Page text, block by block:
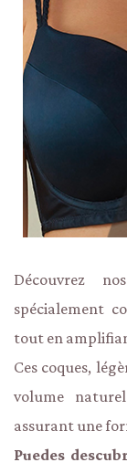
Découvrez
spécialement
tout en
Ces coques,
volume
assurant une
Puedes